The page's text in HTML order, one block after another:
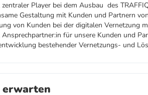
zentraler Player bei dem Ausbau des
Gestaltung mit Kunden und Partnern
von Kunden bei der digitalen Vernetzung
Ansprechpartner:in für unsere Kunden und
bestehender Vernetzungs- und
erwarten